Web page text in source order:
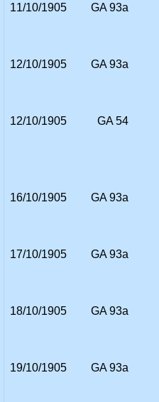
GA 93a
11/10/1905
GA 93a
12/10/1905
GA 54
12/10/1905
GA 93a
16/10/1905
GA 93a
17/10/1905
GA 93a
18/10/1905
GA 93a
19/10/1905